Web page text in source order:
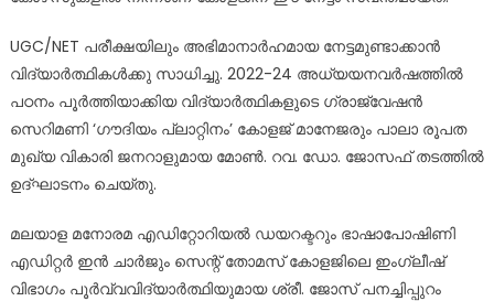
UGC/NET പരീക്ഷയിലും അഭിമാനാര്‍ഹമായ നേട്ടമുണ്ടാക്കാന്‍
വിദ്യാര്‍ത്ഥികള്‍ക്കു സാധിച്ചു. 2022-24 അധ്യയനവര്‍ഷത്തില്‍
പഠനം പൂര്‍ത്തിയാക്കിയ വിദ്യാര്‍ത്ഥികളുടെ ഗ്രാജ്വേഷന്‍
സെറിമണി ‘ഗൗദിയം പ്ലാറ്റിനം’ കോളജ് മാനേജരും പാലാ രൂപത
മുഖ്യ വികാരി ജനറാളുമായ മോണ്‍. റവ. ഡോ. ജോസഫ് തടത്തില്‍
ഉദ്ഘാടനം ചെയ്തു.
മലയാള മനോരമ എഡിറ്റോറിയല്‍ ഡയറക്ടറും ഭാഷാപോഷിണി
എഡിറ്റര്‍ ഇന്‍ ചാര്‍ജും സെന്റ് തോമസ് കോളജിലെ ഇംഗ്ലീഷ്
വിഭാഗം പൂര്‍വ്വവിദ്യാര്‍ത്ഥിയുമായ ശ്രീ. ജോസ് പനച്ചിപ്പുറം